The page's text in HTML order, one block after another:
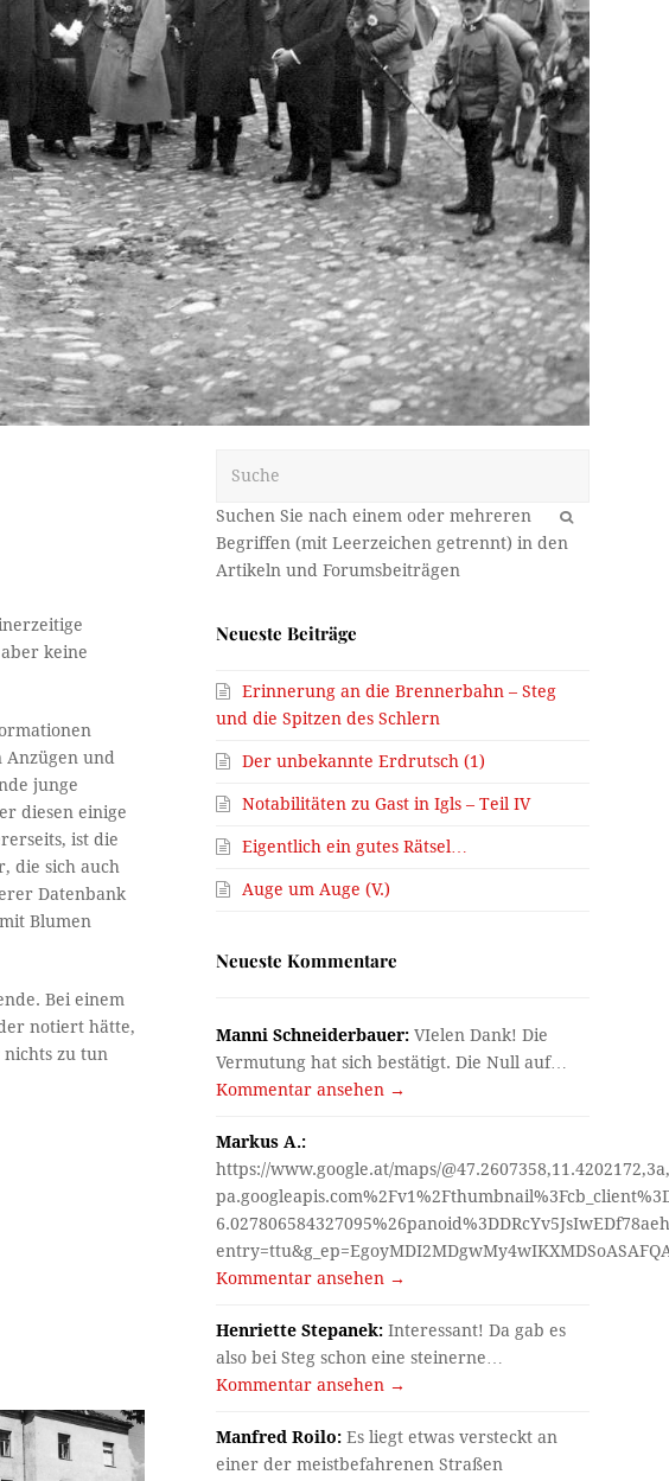
keine
Anzügen und
junge
diesen einige
ist die
die sich auch
Datenbank
Blumen
Bei einem
notiert hätte,
nichts zu tun
OK
Neueste Beiträge
Erinnerung an die Brennerbahn – Steg
und die Spitzen des Schlern
Der unbekannte Erdrutsch (1)
Notabilitäten zu Gast in Igls – Teil IV
Eigentlich ein gutes Rätsel…
Auge um Auge (V.)
Neueste Kommentare
Manni Schneiderbauer: VIelen Dank! Die
Vermutung hat sich bestätigt. Die Null auf…
Kommentar ansehen →
Markus A.:
https://www.google.at/maps/
Kommentar ansehen →
Henriette Stepanek: Interessant! Da gab es
also bei Steg schon eine steinerne…
Kommentar ansehen →
Manfred Roilo: Es liegt etwas versteckt an
einer der meistbefahrenen Straßen